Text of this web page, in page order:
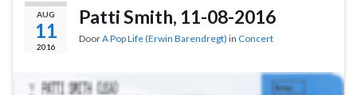
AUG
11
2016
Patti Smith, 11-08-2016
DoorA Pop Life (Erwin Barendregt) in Concert